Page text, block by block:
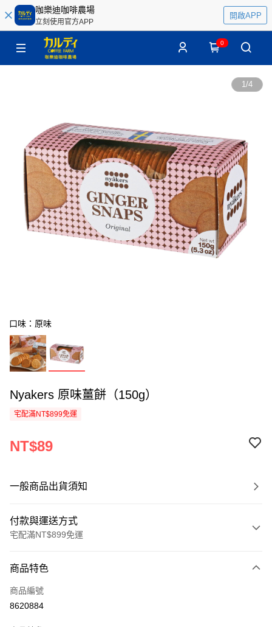
咖樂迪咖啡農場
立刻使用官方APP
開啟APP
0
1/4
口味：原味
Nyakers 原味薑餅（150g）
宅配滿NT$899免運
NT$89
一般商品出貨須知
付款與運送方式
宅配滿NT$899免運
信用卡一次付款
LINE Pay
商品特色
商品編號
8620884